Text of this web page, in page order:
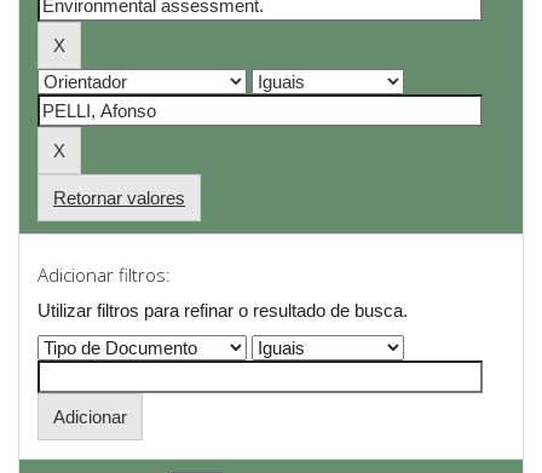
Retornar valores
Adicionar filtros:
Utilizar filtros para refinar o resultado de busca.